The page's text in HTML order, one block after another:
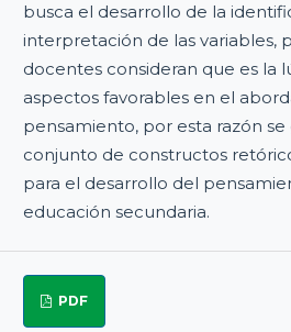
busca el desarrollo de la
interpretación de las variables,
docentes consideran que es la
aspectos favorables en el
pensamiento, por esta razón
conjunto de constructos
para el desarrollo del
educación secundaria.
PDF